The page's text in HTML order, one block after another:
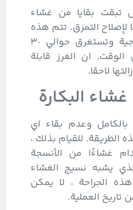
تبقت بقايا من غشاء
لإصلاح التمزق. تتم هذه
العملية في العيادات الخارجية وتستغرق حوالي ٣٠
من الوقت. ان الغرز قابلة
لاحقا.
غشاء البكارة
وعدم بقاء اي
الطريقة. للقيام بذلك ،
غشاءًا من الأنسجة
يشبه نسيج الغشاء
الجراحة ، لا يمكن
تاريخ العملية.